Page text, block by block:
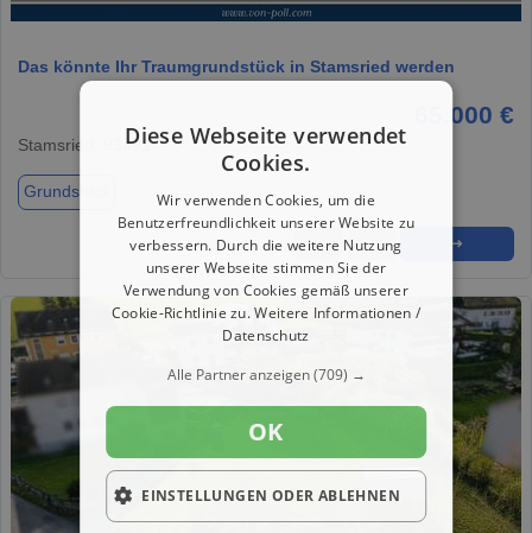
Das könnte Ihr Traumgrundstück in Stamsried werden
65.000 €
Stamsried, 93491
Grundstück
★ ➦ ➜
Diese Webseite verwendet
Cookies.
Wir verwenden Cookies, um die
Benutzerfreundlichkeit unserer Website zu
verbessern. Durch die weitere Nutzung
unserer Webseite stimmen Sie der
Verwendung von Cookies gemäß unserer
Cookie-Richtlinie zu.Weitere Informationen /
Datenschutz
Alle Partner anzeigen(709) →
OK
EINSTELLUNGEN ODER ABLEHNEN